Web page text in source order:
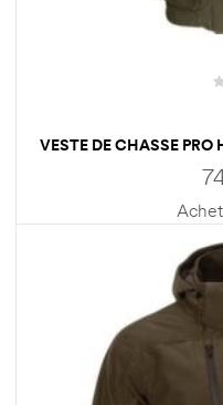
VESTE DE CHASSE PRO